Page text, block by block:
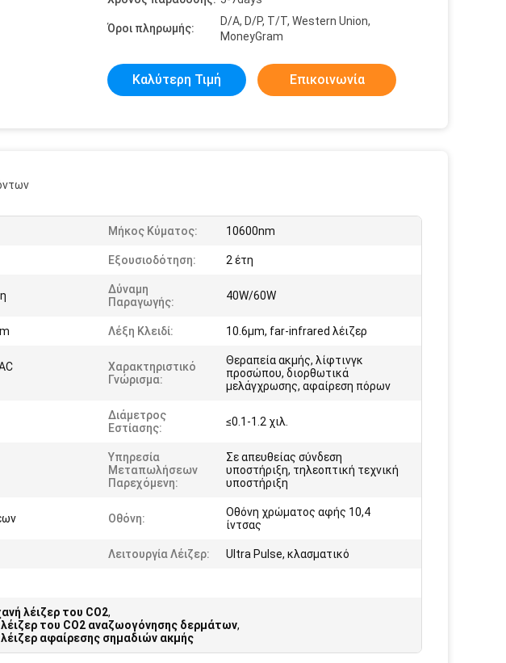
Όροι πληρωμής:
D/A, D/P, T/T, Western Union,
MoneyGram
Καλύτερη Τιμή Επικοινωνία
Μήκος Κύματος: 10600nm
Εξουσιοδότηση: 2 έτη
Δύναμη
Παραγωγής:
40W/60W
Λέξη Κλειδί: 10.6μm, far-infrared λέιζερ
Χαρακτηριστικό
Γνώρισμα:
Θεραπεία ακμής, λίφτινγκ
προσώπου, διορθωτικά
μελάγχρωσης, αφαίρεση πόρων
Διάμετρος
Εστίασης:
≤0.1-1.2 χιλ.
Υπηρεσία
Μεταπωλήσεων
Παρεχόμενη:
Σε απευθείας σύνδεση
υποστήριξη, τηλεοπτική τεχνική
υποστήριξη
Οθόνη:
Οθόνη χρώματος αφής 10,4
ίντσας
Λειτουργία Λέιζερ: Ultra Pulse, κλασματικό
λέιζερ του CO2,
του CO2 αναζωογόνησης δερμάτων,
αφαίρεσης σημαδιών ακμής